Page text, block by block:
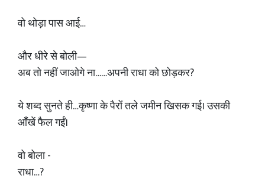
वो थोड़ा पास आई…
और धीरे से बोली—
अब तो नहीं जाओगे ना……अपनी राधा को छोड़कर?
ये शब्द सुनते ही…कृष्णा के पैरों तले जमीन खिसक गई। उसकी
आँखें फैल गईं।
वो बोला -
राधा…?